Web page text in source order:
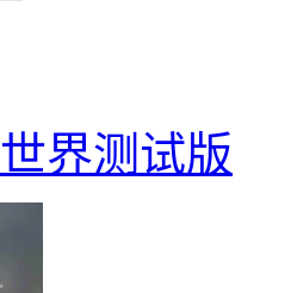
界测试版